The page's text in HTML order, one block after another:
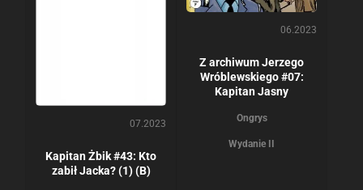
07.2023
Kapitan Żbik #43: Kto
zabił Jacka? (1) (B)
06.2023
Z archiwum Jerzego
Wróblewskiego #07:
Kapitan Jasny
Ongrys
Wydanie II